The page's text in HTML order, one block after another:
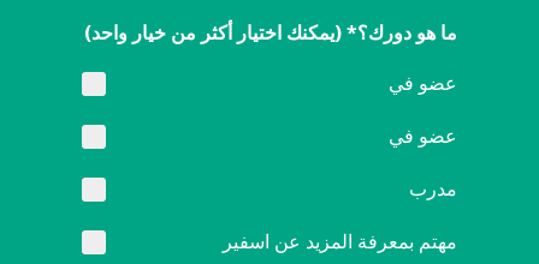
ما هو دورك؟* (يمكنك اختيار أكثر من خيار واحد)
عضو في
عضو في
مدرب
مهتم بمعرفة المزيد عن اسفير